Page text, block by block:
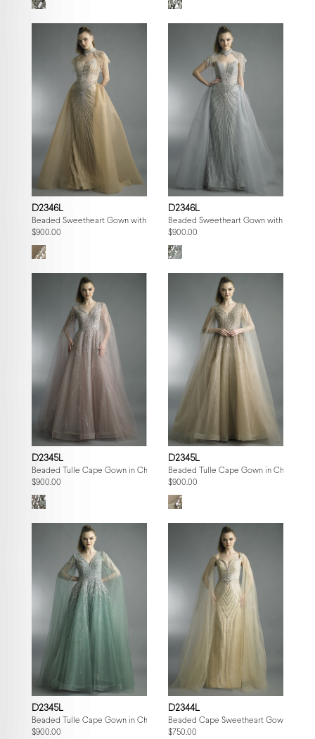
D2346L
Beaded Sweetheart Gown with Fringe Capelet
$900.00
D2346L
Beaded Sweetheart Gown with Fringe
$900.00
D2345L
Beaded Tulle Cape Gown in Champagne
$900.00
D2345L
Beaded Tulle Cape Gown in
$900.00
D2345L
Beaded Tulle Cape Gown in Champagne
$900.00
D2344L
Beaded Cape Sweetheart Gown
$750.00